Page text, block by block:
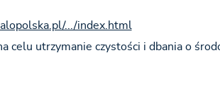
.../index.html
celu utrzymanie czystości i dbania o